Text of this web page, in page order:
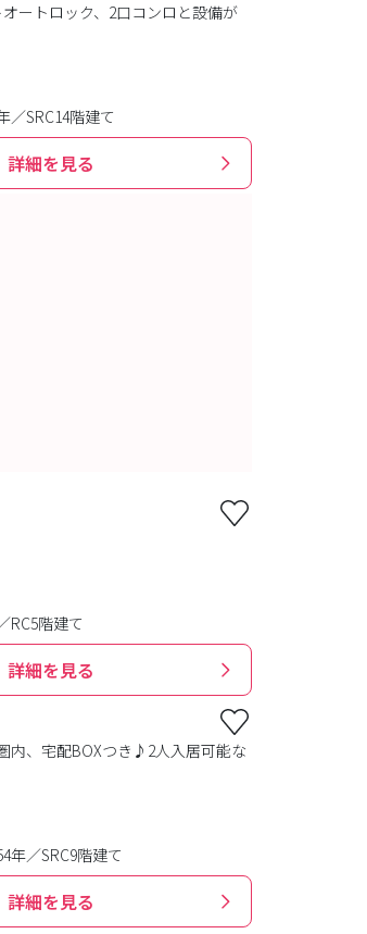
ートロック、2口コンロと設備が
／SRC14階建て
詳細を見る
RC5階建て
詳細を見る
内、宅配BOXつき♪2人入居可能な
年／SRC9階建て
詳細を見る